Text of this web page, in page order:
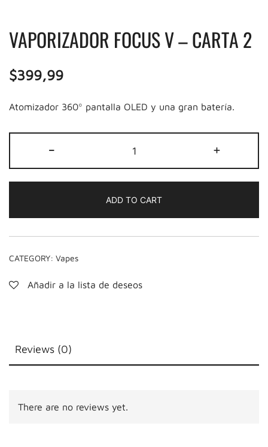
VAPORIZADOR FOCUS V – CARTA 2
$399,99
Atomizador 360º pantalla OLED y una gran batería.
-
FOCUS
V
CARTA
2
quantity
+
ADD TO CART
CATEGORY: Vapes
Añadir a la lista de deseos
Reviews (0)
There are no reviews yet.